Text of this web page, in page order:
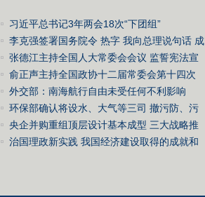
习近平总书记3年两会18次“下团组”
李克强签署国务院令 热字 我向总理说句话 成
绩单
张德江主持全国人大常委会会议 监誓宪法宣
誓仪式
俞正声主持全国政协十二届常委会第十四次
会议
外交部：南海航行自由未受任何不利影响
环保部确认将设水、大气等三司 撤污防、污
控司
央企并购重组顶层设计基本成型 三大战略推
进并购
治国理政新实践 我国经济建设取得的成就和